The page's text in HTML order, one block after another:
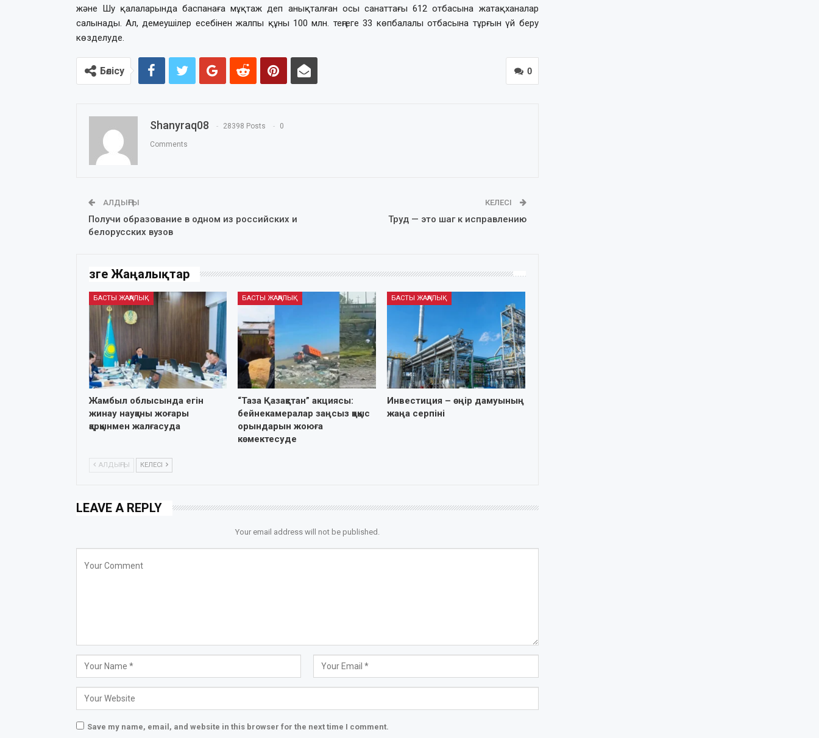
және Шу қалаларында баспанаға мұқтаж деп анықталған осы санаттағы 612 отбасына жатақханалар
салынады. Ал, демеушілер есебінен жалпы құны 100 млн. теңгеге 33 көпбалалы отбасына тұрғын үй беру
көзделуде.
0
Бөлісу
Shanyraq08 28398 Posts 0
Comments
АЛДЫҢҒЫ
Получи образование в одном из российских и
белорусских вузов
КЕЛЕСІ
Труд — это шаг к исправлению
Өзге Жаңалықтар
БАСТЫ ЖАҢАЛЫҚ
Жамбыл облысында егін
жинау науқаны жоғары
қарқынмен жалғасуда
БАСТЫ ЖАҢАЛЫҚ
“Таза Қазақстан” акциясы:
бейнекамералар заңсыз қоқыс
орындарын жоюға
көмектесуде
БАСТЫ ЖАҢАЛЫҚ
Инвестиция – өңір дамуының
жаңа серпіні
АЛДЫҢҒЫ КЕЛЕСІ
LEAVE A REPLY
Your email address will not be published.
Save my name, email, and website in this browser for the next time I comment.